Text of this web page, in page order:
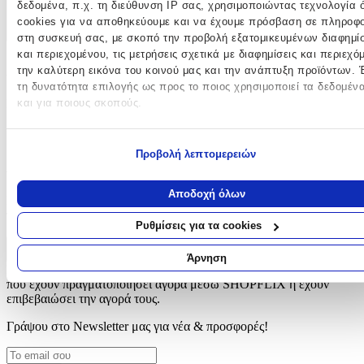
δεδομένα, π.χ. τη διεύθυνση IP σας, χρησιμοποιώντας τεχνολογία
cookies για να αποθηκεύουμε και να έχουμε πρόσβαση σε
στη συσκευή σας, με σκοπό την προβολή εξατομικευμένων
και περιεχομένου, τις μετρήσεις σχετικά με διαφημίσεις και
την καλύτερη εικόνα του κοινού μας και την ανάπτυξη προϊόντων.
τη δυνατότητα επιλογής ως προς το ποιος χρησιμοποιεί τα
και για ποιους σκοπούς.
Να συλλέξουμε πληροφορίες σχετικά με τη γεωγραφική σας
Να αναγνωρίσουμε τη συσκευή σας σαρώνοντας ενεργά για
συγκεκριμένα χαρακτηριστικά (δακτυλικό αποτύπωμα)
Μάθετε περισσότερα σχετικά με τον τρόπο επεξεργασίας των
προσωπικών σας δεδομένων και καθορίστε τις προτιμήσεις σας
ενότητα “Λεπτομέρειες”. Μπορείτε να αλλάξετε ή να
συγκατάθεσή σας ανά πάσα στιγμή από τη Δήλωση Cookies.
Χρησιμοποιούμε cookies ώστε η τοποθεσία μας να λειτουργεί
εξατομικεύουμε περιεχόμενο και διαφημίσεις, να παρέχουμε
μέσων κοινωνικής δικτύωσης και να αναλύουμε την κυκλοφορία
Προβολή λεπτομερειών
Αποδοχή όλων
Ρυθμίσεις για τα cookies
Άρνηση
Χαρακτηριστικά
+
Χαρακτηριστικά
Κατασκευαστής:
OEM
Προς το παρόν δεν υπάρχουν άλλες αξιολογήσεις. Όταν
προστεθούν, θα εμφανιστούν εδώ.
Η τελική βαθμολογία βασίζεται αποκλειστικά σε κριτικές χρηστών
που έχουν πραγματοποιήσει αγορά μέσω SHOPFLIX ή έχουν
επιβεβαιώσει την αγορά τους.
Γράψου στο Νewsletter μας για νέα & προσφορές!